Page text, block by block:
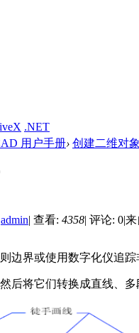
.NET
用户手册› 创建二维对象
admin| 查看: 4358| 评论: 0|来
边界或使用数字化仪追踪
后将它们转换成直线、多